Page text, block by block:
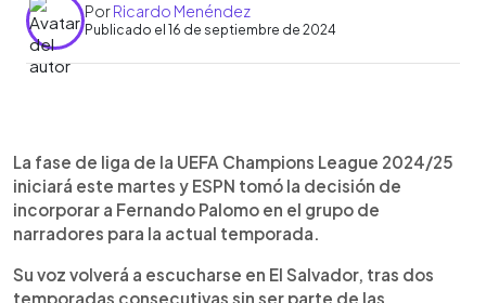
PorRicardo Menéndez
Publicado el 16 de septiembre de 2024
Escuchar artículo
La fase de liga de la UEFA Champions League 2024/25
iniciará este martes y ESPN tomó la decisión de
incorporar a Fernando Palomo en el grupo de
narradores para la actual temporada.
Su voz volverá a escucharse en El Salvador, tras dos
temporadas consecutivas sin ser parte de las